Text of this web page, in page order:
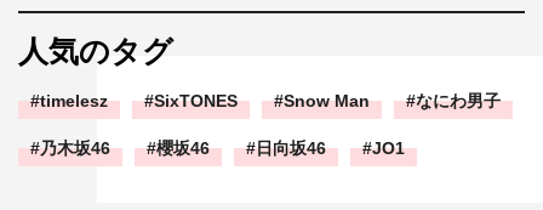
人気のタグ
timelesz SixTONES Snow Man なにわ男子
乃木坂46 櫻坂46 日向坂46 JO1